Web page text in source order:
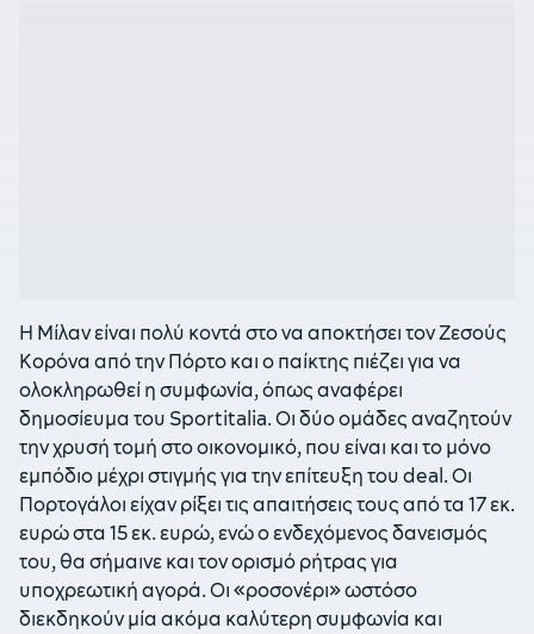
Η Μίλαν είναι πολύ κοντά στο να αποκτήσει τον Ζεσούς
Κορόνα από την Πόρτο και ο παίκτης πιέζει για να
ολοκληρωθεί η συμφωνία, όπως αναφέρει
δημοσίευμα του Sportitalia. Οι δύο ομάδες αναζητούν
την χρυσή τομή στο οικονομικό, που είναι και το μόνο
εμπόδιο μέχρι στιγμής για την επίτευξη του deal. Οι
Πορτογάλοι είχαν ρίξει τις απαιτήσεις τους από τα 17 εκ.
ευρώ στα 15 εκ. ευρώ, ενώ ο ενδεχόμενος δανεισμός
του, θα σήμαινε και τον ορισμό ρήτρας για
υποχρεωτική αγορά. Οι «ροσονέρι» ωστόσο
διεκδηκούν μία ακόμα καλύτερη συμφωνία και